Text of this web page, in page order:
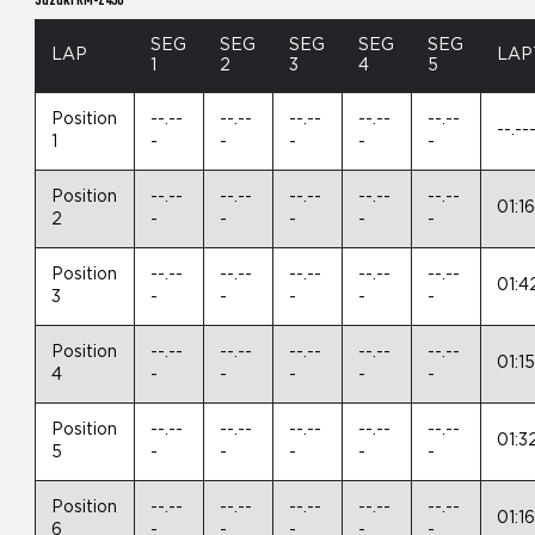
LAP
SEG
1
SEG
2
SEG
3
SEG
4
SEG
5
Position
1
--.--
-
--.--
-
--.--
-
--.--
-
--.--
-
--
Position
2
--.--
-
--.--
-
--.--
-
--.--
-
--.--
-
Position
3
--.--
-
--.--
-
--.--
-
--.--
-
--.--
-
Position
4
--.--
-
--.--
-
--.--
-
--.--
-
--.--
-
Position
5
--.--
-
--.--
-
--.--
-
--.--
-
--.--
-
Position
6
--.--
-
--.--
-
--.--
-
--.--
-
--.--
-